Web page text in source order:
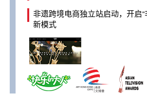
非遗跨境电商独立站启动，开启“
新模式